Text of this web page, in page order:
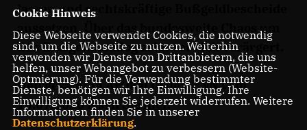
lassen und rechtskräftige Bußgeldbescheide
aussetzen. Über das bundesweite Chaos um
den Bußgeldkatalog zeigte er sich verärgert.
Den gesamten Artikel in den PNN vom
16.07.2020 lesen Siehier.
Cookie Hinweis
Diese Webseite verwendet Cookies, die notwendig
sind, um die Webseite zu nutzen. Weiterhin
verwenden wir Dienste von Drittanbietern, die uns
helfen, unser Webangebot zu verbessern (Website-
Optmierung). Für die Verwendung bestimmter
Dienste, benötigen wir Ihre Einwilligung. Ihre
Einwilligung können Sie jederzeit widerrufen. Weitere
Informationen finden Sie in unserer
Datenschutzerklärung.